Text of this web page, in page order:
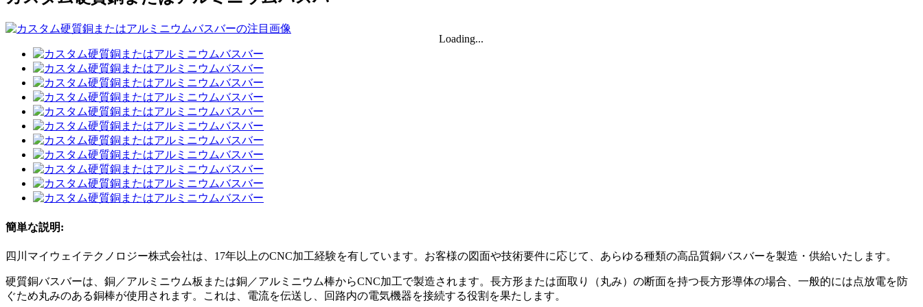
Loading...
簡単な説明:
四川マイウェイテクノロジー株式会社は、17年以上のCNC加工経験を有しています。お客様の図面や技術要件に応じて、あらゆる種類の高品質銅バスバーを製造・供給いたします。
硬質銅バスバーは、銅／アルミニウム板または銅／アルミニウム棒からCNC加工で製造されます。長方形または面取り（丸み）の断面を持つ長方形導体の場合、一般的には点放電を防
ぐため丸みのある銅棒が使用されます。これは、電流を伝送し、回路内の電気機器を接続する役割を果たします。